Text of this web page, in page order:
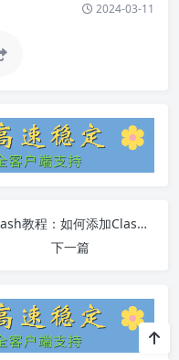
2024-03-11
Clash教程：如何添加Clash规则集
下一篇